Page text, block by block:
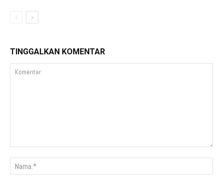
TINGGALKAN KOMENTAR